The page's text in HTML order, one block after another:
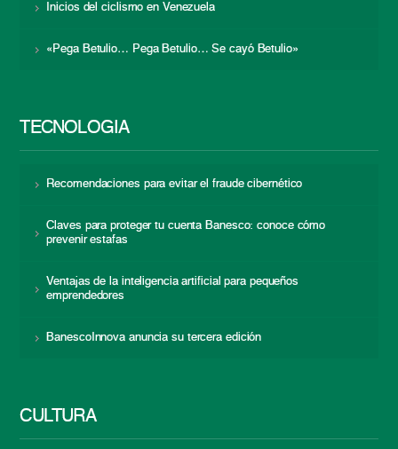
Inicios del ciclismo en Venezuela
«Pega Betulio… Pega Betulio… Se cayó Betulio»
TECNOLOGÍA
Recomendaciones para evitar el fraude cibernético
Claves para proteger tu cuenta Banesco: conoce cómo
prevenir estafas
Ventajas de la inteligencia artificial para pequeños
emprendedores
BanescoInnova anuncia su tercera edición
CULTURA